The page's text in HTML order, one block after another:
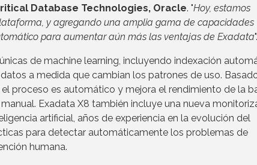
Database Technologies, Oracle. "Hoy, estamos
y agregando una amplia gama de capacidades
para aumentar aún más las ventajas de Exadata".
de machine learning, incluyendo indexación
a medida que cambian los patrones de uso.
proceso es automático y mejora el rendimiento de la
Exadata X8 también incluye una nueva
artificial, años de experiencia en la evolución del
para detectar automáticamente los problemas de
humana.